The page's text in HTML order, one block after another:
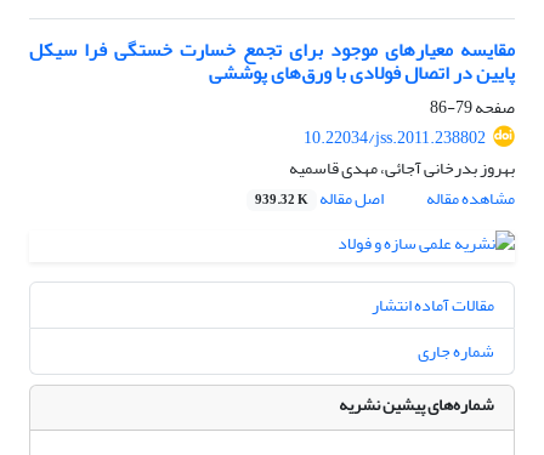
مقایسه معیارهای موجود برای تجمع خسارت خستگی فرا سیکل
پایین در اتصال فولادی با ورق‌های پوششی
صفحه79-86
10.22034/jss.2011.238802
بهروز بدرخانی آجائی، مهدی قاسمیه
مشاهده مقاله
اصل مقاله 939.32 K
مقالات آماده انتشار
شماره جاری
شماره‌های پیشین نشریه